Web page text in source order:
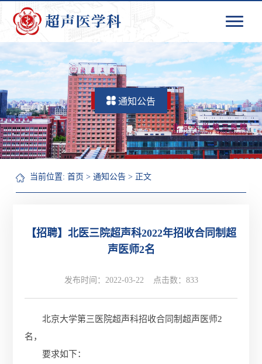
通知公告
当前位置:首页 >通知公告 > 正文
【招聘】北医三院超声科2022年招收合同制超
声医师2名
发布时间：2022-03-22 点击数： 833
北京大学第三医院超声科招收合同制超声医师2
名，
要求如下：